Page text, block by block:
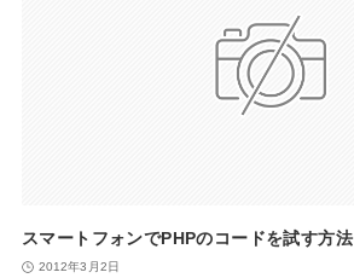
スマートフォンでPHPのコードを試す方法
2012年3月2日